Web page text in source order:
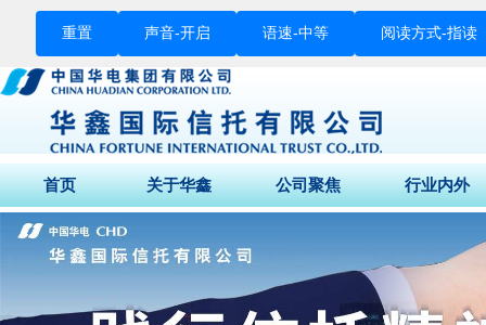
重置 声音-开启 语速-中等 阅读方式-指读
首页 关于华鑫
公司介绍
公司荣誉
公司聚焦 行业内外
行业要闻
征信专栏